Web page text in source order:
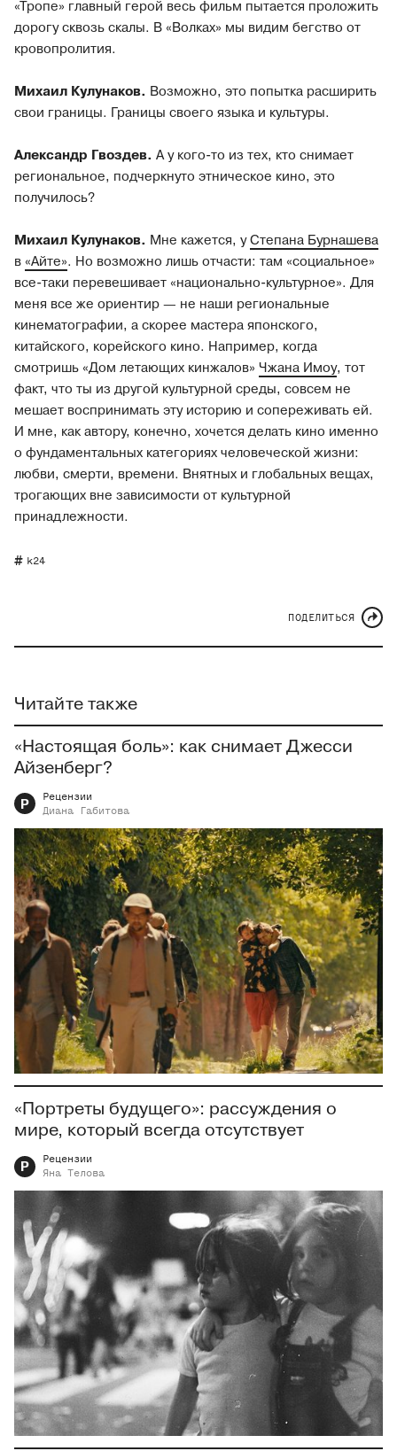
«Тропе» главный герой весь фильм пытается проложить
дорогу сквозь скалы. В «Волках» мы видим бегство от
кровопролития.
Михаил Кулунаков. Возможно, это попытка расширить
свои границы. Границы своего языка и культуры.
Александр Гвоздев. А у кого-то из тех, кто снимает
региональное, подчеркнуто этническое кино, это
получилось?
Михаил Кулунаков. Мне кажется, уСтепана Бурнашева
в «Айте». Но возможно лишь отчасти: там «социальное»
все-таки перевешивает «национально-культурное». Для
меня все же ориентир — не наши региональные
кинематографии, а скорее мастера японского,
китайского, корейского кино. Например, когда
смотришь «Дом летающих кинжалов» Чжана Имоу, тот
факт, что ты из другой культурной среды, совсем не
мешает воспринимать эту историю и сопереживать ей.
И мне, как автору, конечно, хочется делать кино именно
о фундаментальных категориях человеческой жизни:
любви, смерти, времени. Внятных и глобальных вещах,
трогающих вне зависимости от культурной
принадлежности.
k24
ПОДЕЛИТЬСЯ
Читайте также
«Настоящая боль»: как снимает Джесси
Айзенберг?
Р
Рецензии
Диана
Габитова
«Портреты будущего»: рассуждения о
мире, который всегда отсутствует
Р
Рецензии
Яна Телова